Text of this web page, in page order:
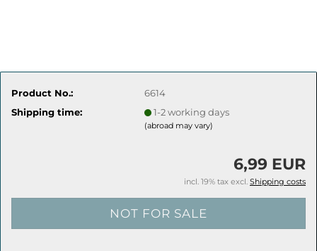
Product No.:
6614
Shipping time:
1-2 working days
(abroad may vary)
6,99 EUR
incl. 19% tax excl. Shipping costs